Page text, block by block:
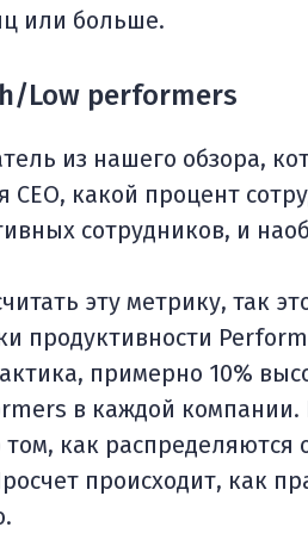
или больше.
Low performers
из нашего обзора,
СЕО, какой процент
сотрудников, и
эту метрику, так
продуктивности
примерно 10%
в каждой
как распределяются
происходит, как